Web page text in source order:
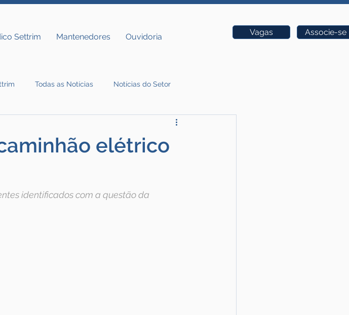
Settrim Mantenedores Ouvidoria Vagas Associe-se
Todas as Notícias Notícias do Setor
elétrico
identificados com a questão da